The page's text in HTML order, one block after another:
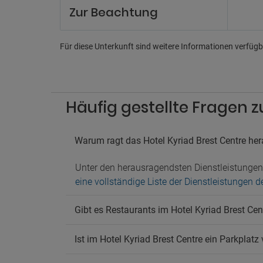
Aerobic
Zur Beachtung
Für diese Unterkunft sind weitere Informationen
Häufig gestellte Fragen
Warum ragt das Hotel Kyriad Brest Centre
Unter den herausragendsten
eine vollständige Liste der Dienstleistungen
Gibt es Restaurants im Hotel Kyriad Brest
Ist im Hotel Kyriad Brest Centre ein Parkplatz